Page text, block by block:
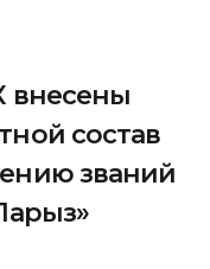
внесены
состав
званий